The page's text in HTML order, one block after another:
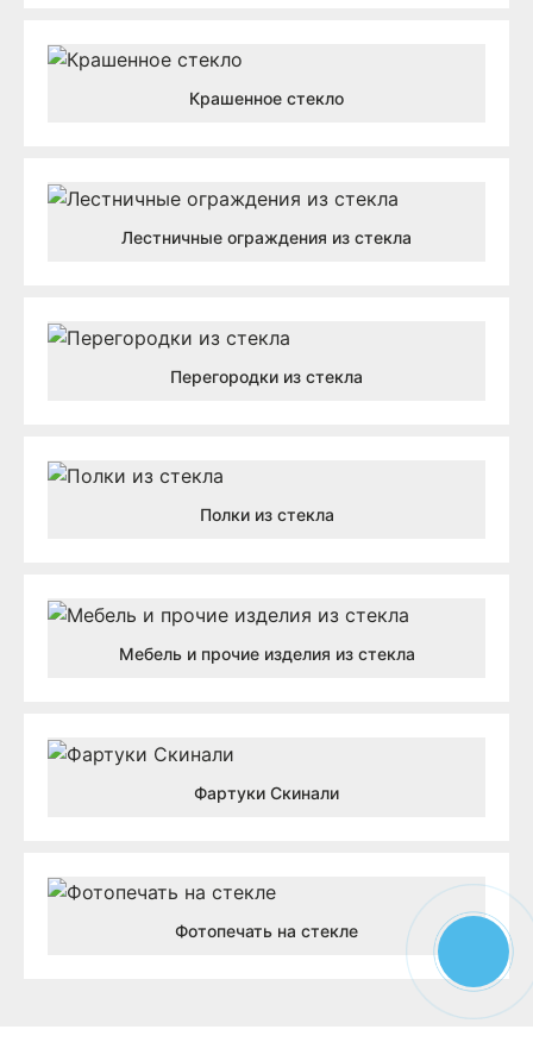
Крашенное стекло
Лестничные ограждения из стекла
Перегородки из стекла
Полки из стекла
Мебель и прочие изделия из стекла
Фартуки Скинали
Фотопечать на стекле